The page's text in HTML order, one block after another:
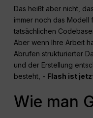
Das heißt aber nicht,
immer noch das
tatsächlichen
Aber wenn Ihre Arbeit
Abrufen strukturierter
und der Erstellung
besteht, - Flash ist
Wie man